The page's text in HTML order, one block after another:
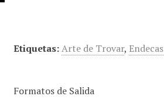
Etiquetas:Arte de Trovar,
Formatos de Salida